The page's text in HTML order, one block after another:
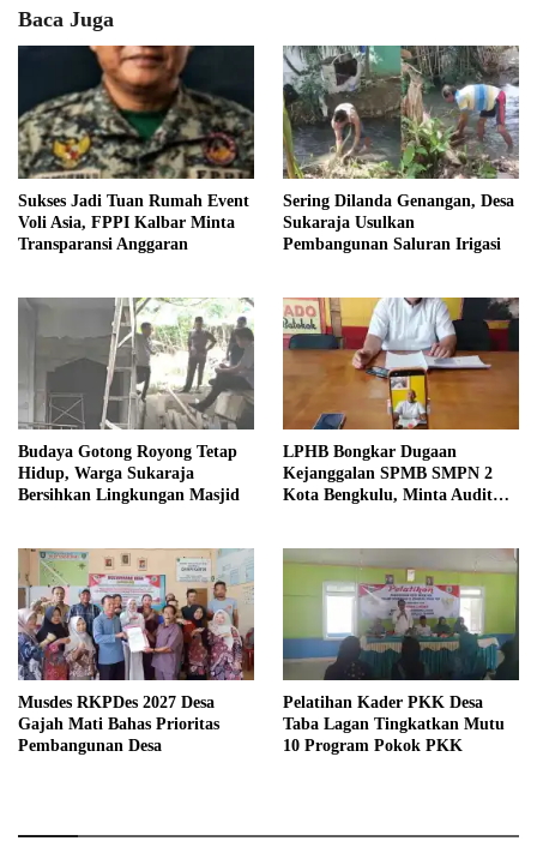
Baca Juga
Sukses Jadi Tuan Rumah Event
Voli Asia, FPPI Kalbar Minta
Transparansi Anggaran
Sering Dilanda Genangan, Desa
Sukaraja Usulkan
Pembangunan Saluran Irigasi
Budaya Gotong Royong Tetap
Hidup, Warga Sukaraja
Bersihkan Lingkungan Masjid
LPHB Bongkar Dugaan
Kejanggalan SPMB SMPN 2
Kota Bengkulu, Minta Audit
Musdes RKPDes 2027 Desa
Gajah Mati Bahas Prioritas
Pembangunan Desa
Pelatihan Kader PKK Desa
Taba Lagan Tingkatkan Mutu
10 Program Pokok PKK